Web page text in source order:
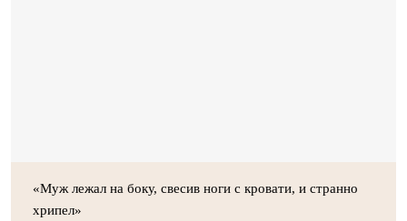
«Муж лежал на боку, свесив ноги с кровати, и странно
хрипел»